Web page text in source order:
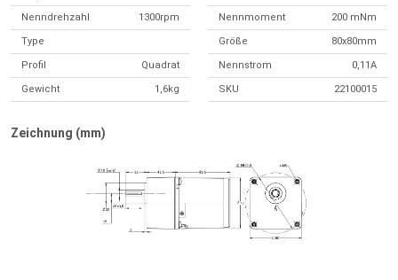
Nenndrehzahl 1300rpm Nennmoment 200 mNm
Type Größe 80x80mm
Profil Quadrat Nennstrom 0,11A
Gewicht 1,6kg SKU 22100015
Zeichnung (mm)